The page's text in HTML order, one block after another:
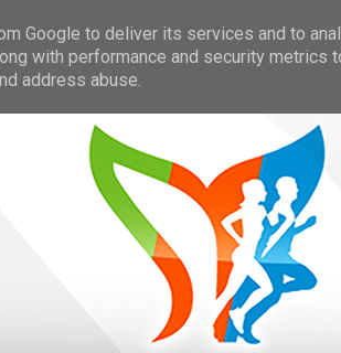
Google to deliver its services and to
with performance and security metrics
address abuse.